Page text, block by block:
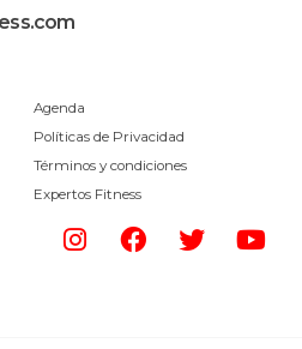
Agenda
Políticas de Privacidad
Términos y condiciones
Expertos Fitness